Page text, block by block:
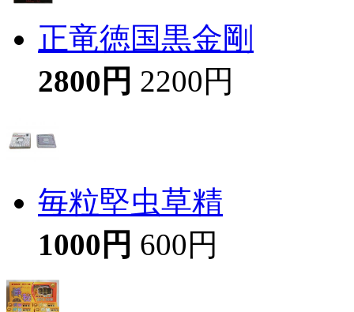
正竜徳国黒金剛
2800円 2200円
毎粒堅虫草精
1000円 600円